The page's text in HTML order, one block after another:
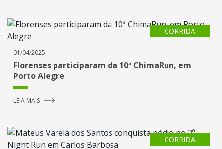
CORRIDA
01/04/2025
Florenses participaram da 10ª ChimaRun, em
Porto Alegre
LEIA MAIS
CORRIDA